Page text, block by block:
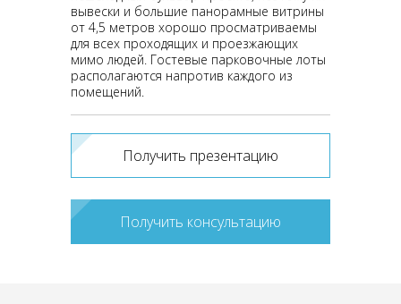
вывески и большие панорамные витрины
от 4,5 метров хорошо просматриваемы
для всех проходящих и проезжающих
мимо людей. Гостевые парковочные лоты
располагаются напротив каждого из
помещений.
Получить презентацию
Получить консультацию